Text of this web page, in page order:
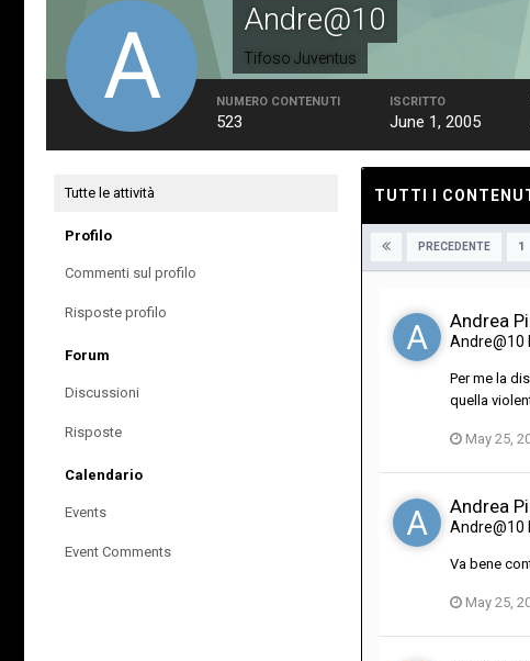
Andre@10
Tifoso Juventus
NUMERO CONTENUTI
523
ISCRITTO
June 1, 2005
Tutte le attività
Profilo
Commenti sul profilo
Risposte profilo
Forum
Discussioni
Risposte
Calendario
Events
Event Comments
TUTTI I
PRECEDENTE 1
Andrea
Andre@10
Per me la
quella
May 25,
Andrea
Andre@10
Va bene
May 25,